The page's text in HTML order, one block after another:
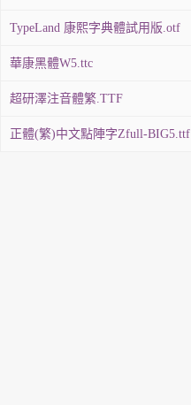
TypeLand 康熙字典體試用版.otf
華康黑體W5.ttc
超研澤注音體繁.TTF
正體(繁)中文點陣字Zfull-BIG5.ttf